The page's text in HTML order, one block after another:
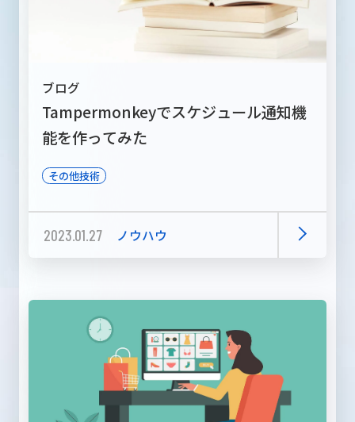
ブログ
Tampermonkeyでスケジュール通知機
能を作ってみた
その他技術
2023.01.27 ノウハウ